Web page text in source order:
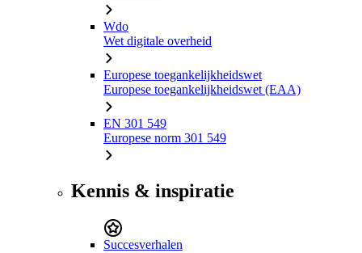
Wdo
Wet digitale overheid
Europese toegankelijkheidswet
Europese toegankelijkheidswet (EAA)
EN 301 549
Europese norm 301 549
Kennis & inspiratie
Succesverhalen